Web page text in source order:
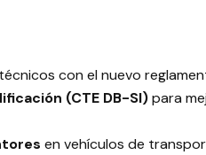
con el nuevo
(CTE DB-SI)para
en vehículos de